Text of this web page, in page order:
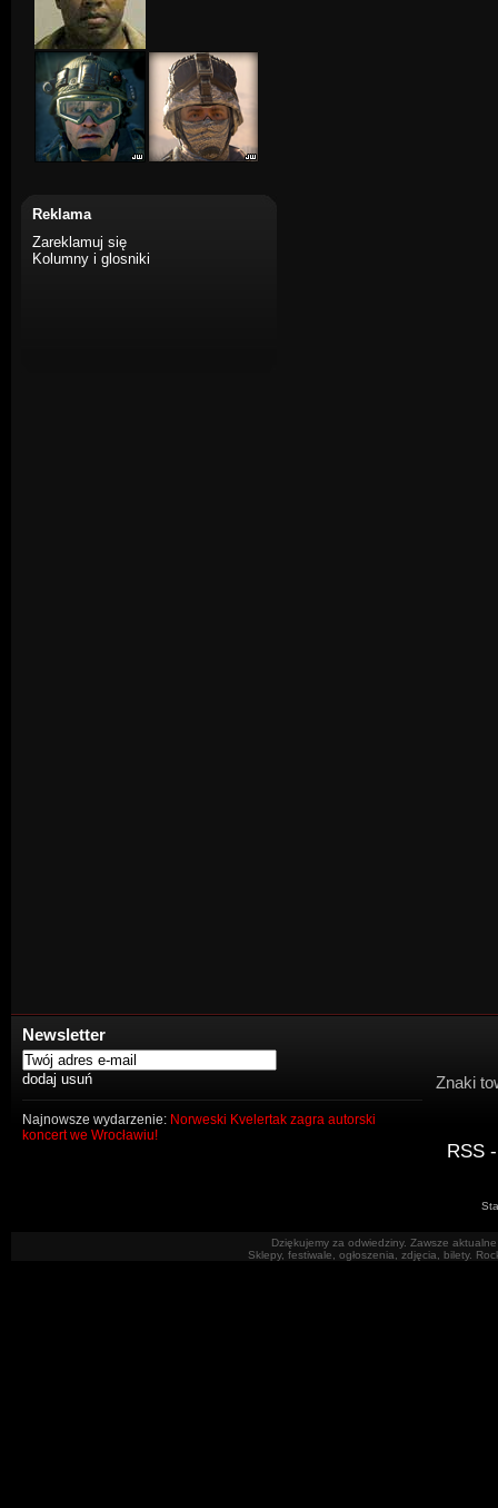
Reklama
Zareklamuj się
Kolumny i glosniki
Newsletter
Najnowsze wydarzenie: Norweski Kvelertak zagra autorski
koncert we Wrocławiu!
Znaki
RSS
Dziękujemy za odwiedziny. Zawsze
Sklepy, festiwale, ogłoszenia, zdjęcia, bilety.